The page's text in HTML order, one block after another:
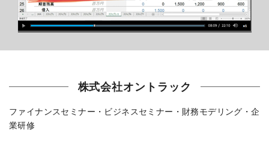
株式会社オントラック
ファイナンスセミナー・ビジネスセミナー・財務モデリング・企
業研修